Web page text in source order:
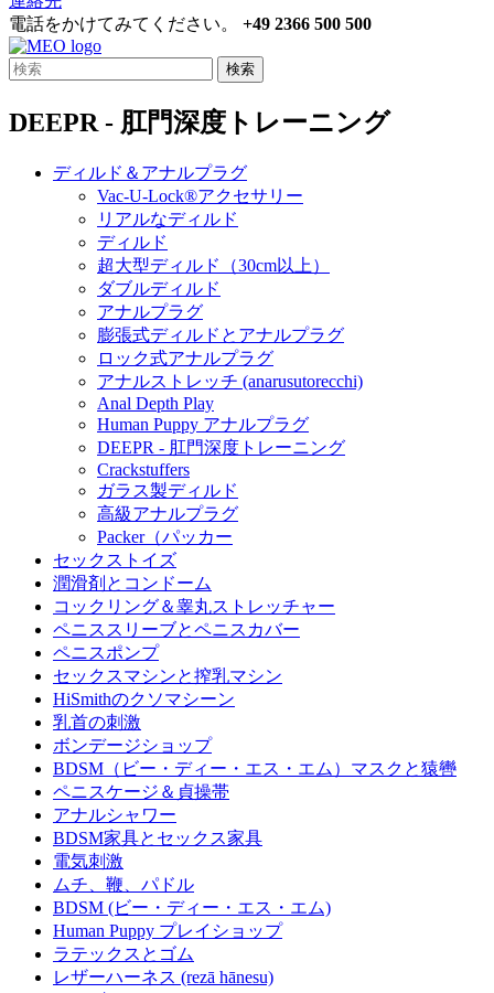
電話をかけてみてください。 +49 2366 500 500
検索
DEEPR - 肛門深度トレーニング
ディルド＆アナルプラグ
Vac-U-Lock®アクセサリー
リアルなディルド
ディルド
超大型ディルド（30cm以上）
ダブルディルド
アナルプラグ
膨張式ディルドとアナルプラグ
ロック式アナルプラグ
アナルストレッチ (anarusutorecchi)
Anal Depth Play
Human Puppy アナルプラグ
DEEPR - 肛門深度トレーニング
Crackstuffers
ガラス製ディルド
高級アナルプラグ
Packer（パッカー
セックストイズ
潤滑剤とコンドーム
コックリング＆睾丸ストレッチャー
ペニススリーブとペニスカバー
ペニスポンプ
セックスマシンと搾乳マシン
HiSmithのクソマシーン
乳首の刺激
ボンデージショップ
BDSM（ビー・ディー・エス・エム）マスクと猿轡
ペニスケージ＆貞操帯
アナルシャワー
BDSM家具とセックス家具
電気刺激
ムチ、鞭、パドル
BDSM (ビー・ディー・エス・エム)
Human Puppy プレイショップ
ラテックスとゴム
レザーハーネス (rezā hānesu)